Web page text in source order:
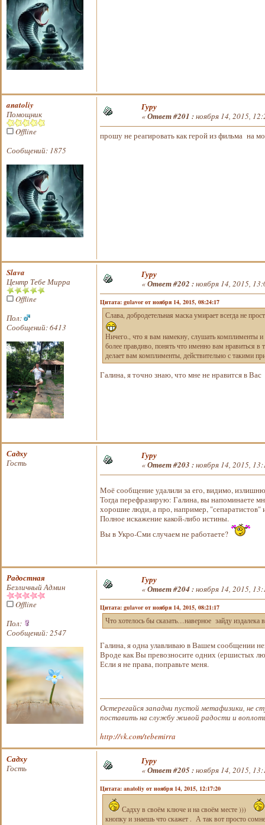
anatoliy
Помощник
Offline
Сообщений: 1875
Гуру
«Ответ #201 :ноября 14, 2015,
прошу не реагировать как герой из фильма на
Slava
Центр Тебе Мирра
Offline
Пол:
Сообщений: 6413
Гуру
«Ответ #202 :ноября 14, 2015,
Цитата: gulavor от ноября 14, 2015, 08:24:17
Слава, добродетельная маска умирает всегда не
Ничего., что я вам намекну, слушать комплименты
более правдиво, понять что именно вам нравиться
делает вам комплименты, действительно с такими
Галина, я точно знаю, что мне не нравится в Вас
Садху
Гость
Гуру
«Ответ #203 :ноября 14, 2015,
Моё сообщение удалили за его, видимо,
Тогда перефразирую: Галина, вы напоминаете
хорошие люди, а про, например,
Полное искажение какой-либо истины.
Вы в Укро-Сми случаем не работаете?
Радостная
Безличный Админ
Offline
Пол:
Сообщений: 2547
Гуру
«Ответ #204 :ноября 14, 2015,
Цитата: gulavor от ноября 14, 2015, 08:21:17
Что хотелось бы сказать…наверное зайду издалека
Галина, я одна улавливаю в Вашем сообщении
Вроде как Вы превозносите одних (ершистых
Если я не права, поправьте меня.
Остерегайся западни пустой метафизики, не
поставить на службу живой радости и
http://vk.com/tebemirra
Садху
Гость
Гуру
«Ответ #205 :ноября 14, 2015,
Цитата: anatoliy от ноября 14, 2015, 12:17:20
Садху в своём ключе и на своём месте )))
кнопку и знаешь что скажет . А так вот просто